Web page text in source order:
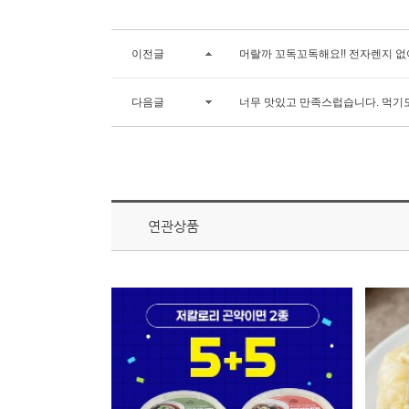
이전글 머랄까 꼬독꼬독해요!! 전자렌지 없
다음글 너무 맛있고 만족스럽습니다. 먹기
연관상품